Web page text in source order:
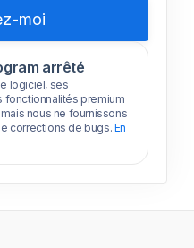
moi
arrêté
logiciel, ses
fonctionnalités premium
nous ne fournissons
corrections de bugs. En